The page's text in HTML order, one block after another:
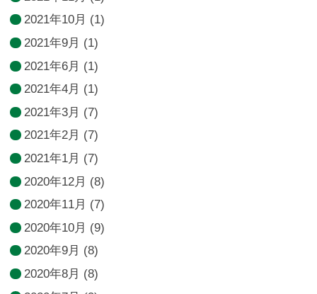
2021年10月 (1)
2021年9月 (1)
2021年6月 (1)
2021年4月 (1)
2021年3月 (7)
2021年2月 (7)
2021年1月 (7)
2020年12月 (8)
2020年11月 (7)
2020年10月 (9)
2020年9月 (8)
2020年8月 (8)